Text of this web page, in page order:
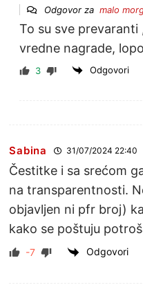
Odgovor zamalo
To su sve prevaranti
vredne nagrade,
3 Odgovori
Sabina 31/07/2024 22:40
Čestitke i sa srećom
na transparentnosti.
objavljen ni pfr broj)
kako se poštuju
-7 Odgovori